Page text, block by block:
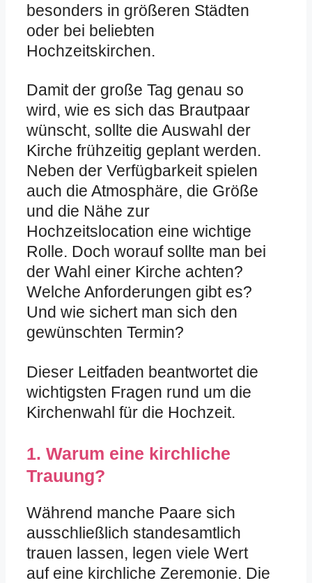
besonders in größeren Städten
oder bei beliebten
Hochzeitskirchen.
Damit der große Tag genau so
wird, wie es sich das Brautpaar
wünscht, sollte die Auswahl der
Kirche frühzeitig geplant werden.
Neben der Verfügbarkeit spielen
auch die Atmosphäre, die Größe
und die Nähe zur
Hochzeitslocation eine wichtige
Rolle. Doch worauf sollte man bei
der Wahl einer Kirche achten?
Welche Anforderungen gibt es?
Und wie sichert man sich den
gewünschten Termin?
Dieser Leitfaden beantwortet die
wichtigsten Fragen rund um die
Kirchenwahl für die Hochzeit.
1. Warum eine kirchliche
Trauung?
Während manche Paare sich
ausschließlich standesamtlich
trauen lassen, legen viele Wert
auf eine kirchliche Zeremonie. Die